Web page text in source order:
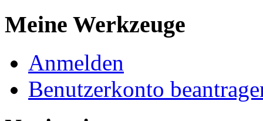
Meine Werkzeuge
Anmelden
Benutzerkonto